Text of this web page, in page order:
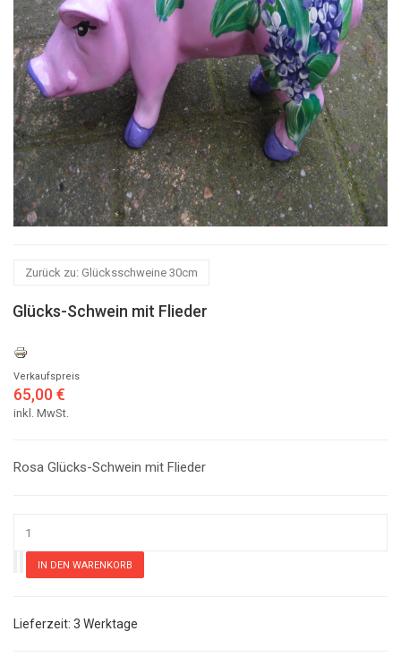
Zurück zu: Glücksschweine 30cm
Glücks-Schwein mit Flieder
Verkaufspreis
65,00 €
inkl. MwSt.
Rosa Glücks-Schwein mit Flieder
3 Werktage